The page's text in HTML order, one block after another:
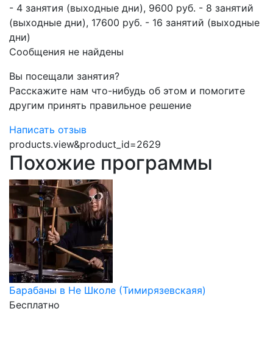
- 4 занятия (выходные дни), 9600 руб. - 8 занятий
(выходные дни), 17600 руб. - 16 занятий (выходные
дни)
Сообщения не найдены
Вы посещали занятия?
Расскажите нам что-нибудь об этом и помогите
другим принять правильное решение
Написать отзыв
products.view&product_id=2629
Похожие программы
Барабаны в Не Школе (Тимирязевскаяя)
Бесплатно